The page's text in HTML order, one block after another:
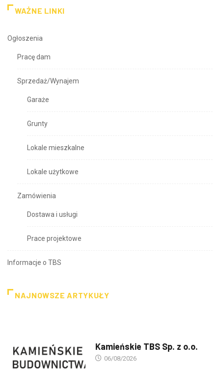
WAŻNE LINKI
Ogłoszenia
Pracę dam
Sprzedaż/Wynajem
Garaże
Grunty
Lokale mieszkalne
Lokale użytkowe
Zamówienia
Dostawa i usługi
Prace projektowe
Informacje o TBS
NAJNOWSZE ARTYKUŁY
Kamieńskie TBS Sp. z o.o.
06/08/2026